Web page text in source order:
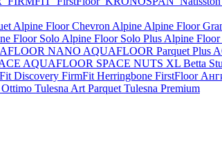
Alpine Floor Chevron Alpine Alpine Floor
Floor Solo Alpine Floor Solo Plus Alpine Floor
NANO AQUAFLOOR Parquet Plus
AQUAFLOOR SPACE NUTS XL Betta
Discovery FirmFit Herringbone FirstFloor
Ottimo Tulesna Art Parquet Tulesna Premium